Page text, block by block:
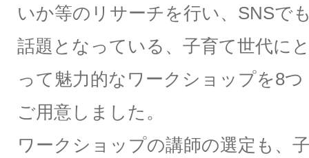
いか等のリサーチを行い、SNSで
話題となっている、子育て世代に
って魅力的なワークショップを8つ
ご用意しました。
ワークショップの講師の選定も、